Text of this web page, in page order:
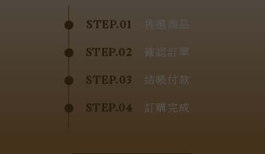
STEP.01 挑選商品
STEP.02 確認訂單
STEP.03 結帳付款
STEP.04 訂購完成